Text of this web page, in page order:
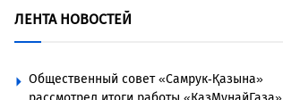
ЛЕНТА НОВОСТЕЙ
Общественный совет «Самрук-Қазына»